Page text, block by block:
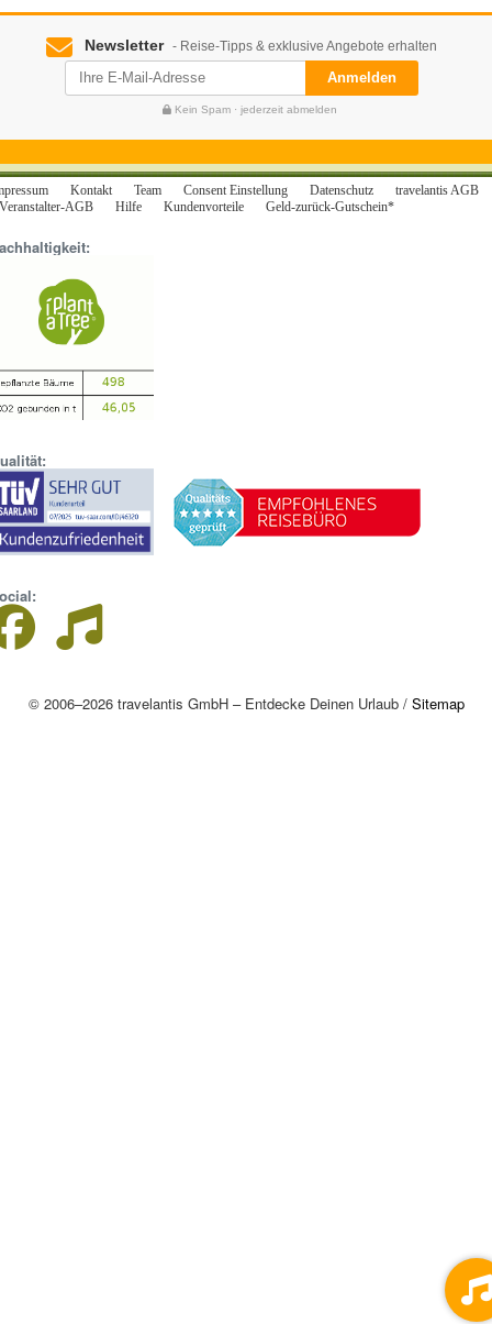
Newsletter - Reise-Tipps & exklusive Angebote erhalten
Anmelden
Kein Spam · jederzeit abmelden
Kontakt Team Consent Einstellung Datenschutz
travelantis AGB
Veranstalter-AGB
Hilfe Kundenvorteile Geld-zurück-Gutschein*
© 2006–2026 travelantis GmbH – Entdecke Deinen Urlaub / Sitemap